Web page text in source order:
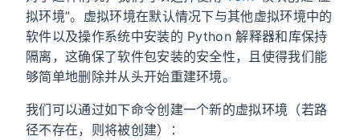
拟环境”。虚拟环境在默认情况下与其他虚拟环境中的
软件以及操作系统中安装的 Python 解释器和库保持
隔离，这确保了软件包安装的安全性，且使得我们能
够简单地删除并从头开始重建环境。
我们可以通过如下命令创建一个新的虚拟环境（若路
径不存在，则将被创建）：